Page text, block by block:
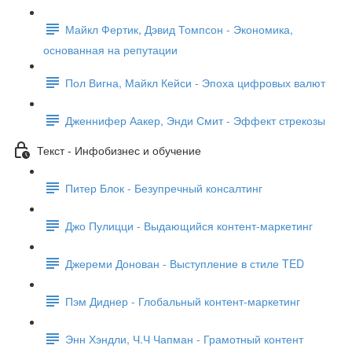
Майкл Фертик, Дэвид Томпсон - Экономика,
основанная на репутации
Пол Вигна, Майкл Кейси - Эпоха цифровых валют
Дженнифер Аакер, Энди Смит - Эффект стрекозы
Текст - Инфобизнес и обучение
Питер Блок - Безупречный консалтинг
Джо Пулицци - Выдающийся контент-маркетинг
Джереми Донован - Выступление в стиле TED
Пэм Диднер - Глобальный контент-маркетинг
Энн Хэндли, Ч.Ч Чапман - Грамотный контент